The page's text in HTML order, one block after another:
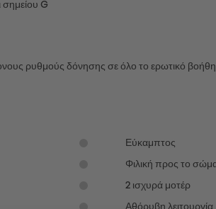
σημείου G
ρυθμούς δόνησης σε όλο το ερωτικό
Εύκαμπτος
Φιλική προς το
2 ισχυρά μοτέρ
Αθόρυβη λειτουργία